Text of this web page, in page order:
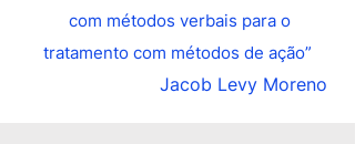
com métodos verbais para o
tratamento com métodos de ação”
Jacob Levy Moreno